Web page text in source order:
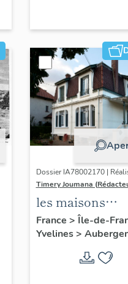
Dossier IA78002170 |
Timery Joumana
les maisons
d'Elisabethville
France > Île-de-
Yvelines>